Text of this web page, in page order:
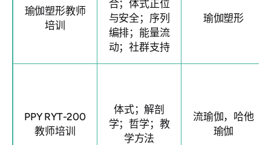
瑜伽塑形教师
培训
合；体式正位
与安全；序列
编排；能量流
动；社群支持
瑜伽塑形
PPY RYT-200
教师培训
体式；解剖
学；哲学；教
学方法
流瑜伽，哈他
瑜伽